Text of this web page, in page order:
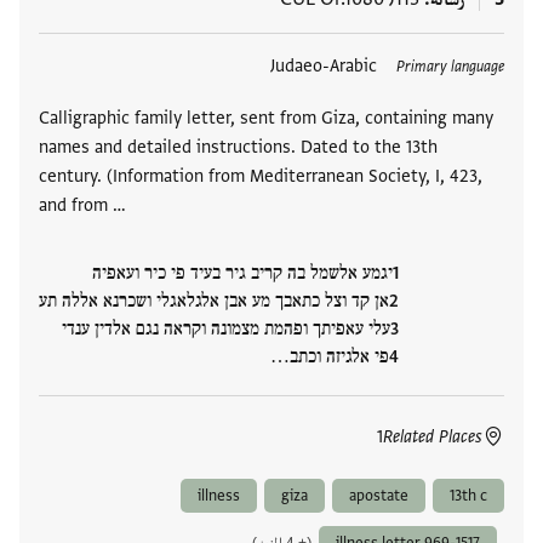
Primary language
Judaeo-Arabic
Calligraphic family letter, sent from Giza, containing many
names and detailed instructions. Dated to the 13th
century. (Information from Mediterranean Society, I, 423,
and from …
יגמע אלשמל בה קריב גיר בעיד פי כיר ועאפיה
אן קד וצל כתאבך מע אבן אלגלאגלי ושכרנא אללה תע
עלי עאפיתך ופהמת מצמונה וקראה נגם אלדין ענדי
פי אלגיזה וכתב…
Related Places
1
العلامات
13th c
apostate
giza
illness